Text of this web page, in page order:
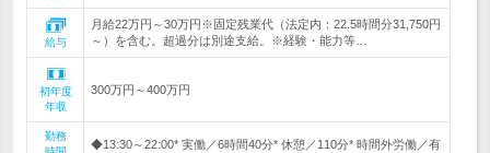
給与
月給22万円～30万円※固定残業代（法定内：22.5時間分31,750円
～）を含む。超過分は別途支給。※経験・能力等…
初年度
年収
300万円～400万円
勤務
◆13:30～22:00* 実働／6時間40分* 休憩／110分* 時間外労働／有